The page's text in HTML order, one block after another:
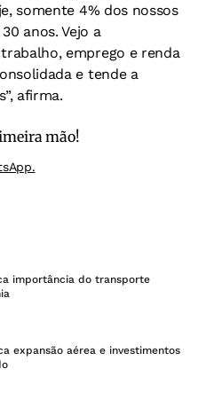
somente 4% dos nossos
anos. Vejo a
emprego e renda
e tende a
afirma.
mão!
importância do transporte
expansão aérea e investimentos